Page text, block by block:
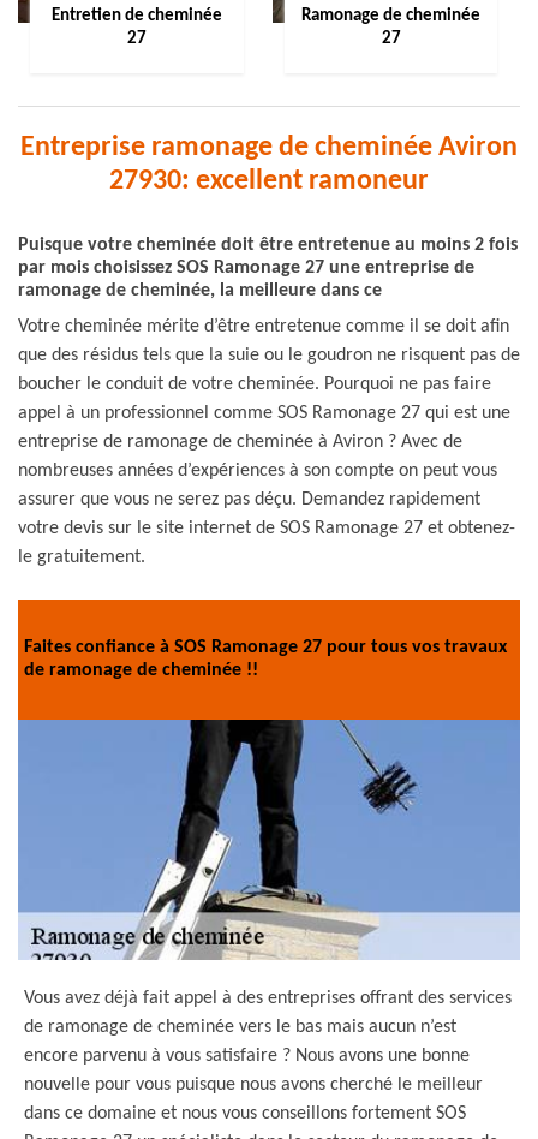
Entretien de cheminée
27
Ramonage de cheminée
27
Entreprise ramonage de cheminée Aviron
27930: excellent ramoneur
Puisque votre cheminée doit être entretenue au moins 2 fois
par mois choisissez SOS Ramonage 27 une entreprise de
ramonage de cheminée, la meilleure dans ce
Votre cheminée mérite d’être entretenue comme il se doit afin
que des résidus tels que la suie ou le goudron ne risquent pas de
boucher le conduit de votre cheminée. Pourquoi ne pas faire
appel à un professionnel comme SOS Ramonage 27 qui est une
entreprise de ramonage de cheminée à Aviron ? Avec de
nombreuses années d’expériences à son compte on peut vous
assurer que vous ne serez pas déçu. Demandez rapidement
votre devis sur le site internet de SOS Ramonage 27 et obtenez-
le gratuitement.
Faites confiance à SOS Ramonage 27 pour tous vos travaux
de ramonage de cheminée !!
Vous avez déjà fait appel à des entreprises offrant des services
de ramonage de cheminée vers le bas mais aucun n’est
encore parvenu à vous satisfaire ? Nous avons une bonne
nouvelle pour vous puisque nous avons cherché le meilleur
dans ce domaine et nous vous conseillons fortement SOS